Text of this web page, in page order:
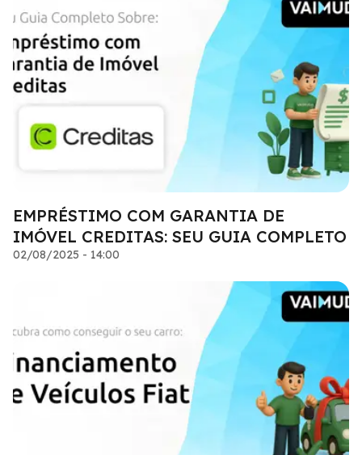
EMPRÉSTIMO COM GARANTIA DE
IMÓVEL CREDITAS: SEU GUIA COMPLETO
02/08/2025 - 14:00